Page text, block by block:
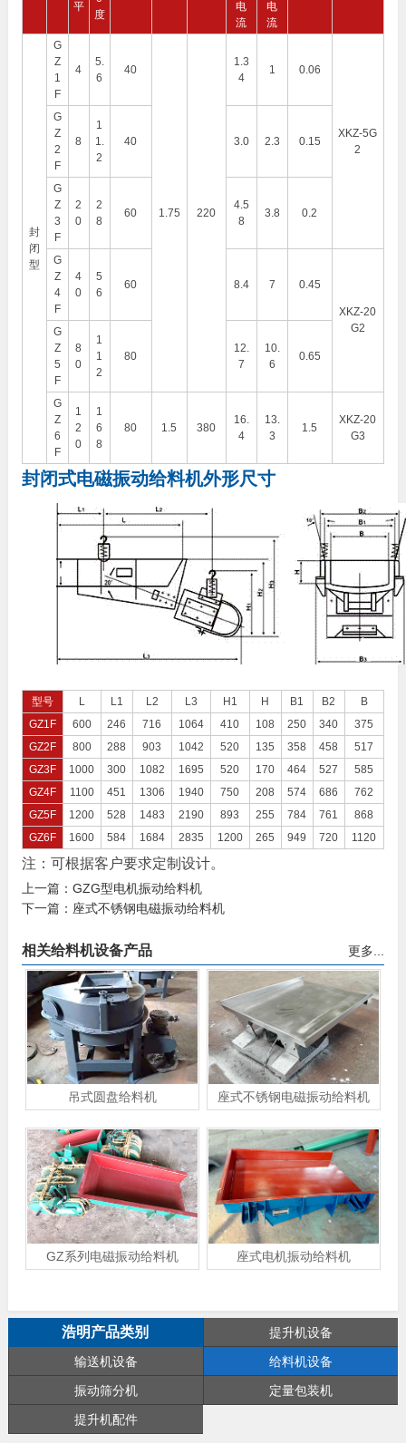
平
度
电
流
电
流
封
闭
型
G
Z
1
F
4
5.
6
40
1.75 220
1.3
4
1 0.06
XKZ-5G
2
G
Z
2
F
8
1
1.
2
40 3.0 2.3 0.15
G
Z
3
F
2
0
2
8
60
4.5
8
3.8 0.2
G
Z
4
F
4
0
5
6
60 8.4 7 0.45
XKZ-20
G2
G
Z
5
F
8
0
1
1
2
80
12.
7
10.
6
0.65
G
Z
6
F
1
2
0
1
6
8
80 1.5 380
16.
4
13.
3
1.5
XKZ-20
G3
封闭式电磁振动给料机外形尺寸
型号 L L1 L2 L3 H1 H B1 B2
B
GZ1F
600 246 716 1064 410 108 250 340
375
GZ2F
800 288 903 1042 520 135 358 458
517
GZ3F
1000 300 1082 1695 520 170 464 527
585
GZ4F
1100 451 1306 1940 750 208 574 686
762
GZ5F
1200 528 1483 2190 893 255 784 761
868
GZ6F
1600 584 1684 2835 1200 265 949 720 1120
注：可根据客户要求定制设计。
上一篇： GZG型电机振动给料机
下一篇： 座式不锈钢电磁振动给料机
相关给料机设备产品 更多...
吊式圆盘给料机 座式不锈钢电磁振动给料机
GZ系列电磁振动给料机 座式电机振动给料机
浩明产品类别
提升机设备
输送机设备
给料机设备
振动筛分机
定量包装机
提升机配件